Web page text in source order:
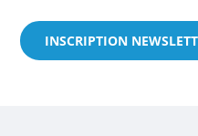
INSCRIPTION